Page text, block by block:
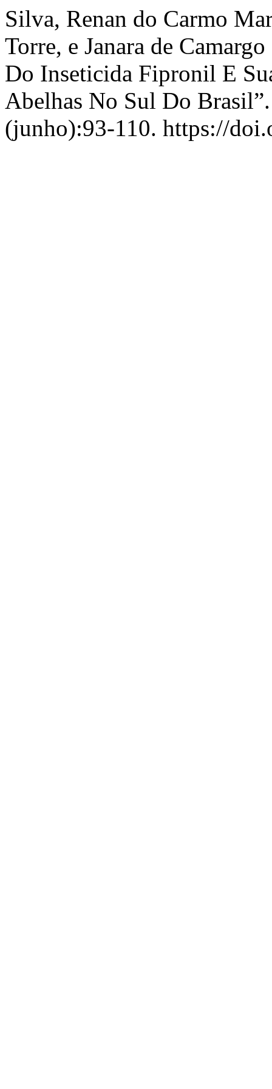
Silva, Renan do Carmo
Torre, e Janara de
Do Inseticida Fipronil E
Abelhas No Sul Do
(junho):93-110. https://